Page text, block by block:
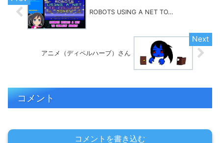
ROBOTS USING A NET TO…
アニメ（ディペルハーブ）さん
コメント
コメントを書き込む